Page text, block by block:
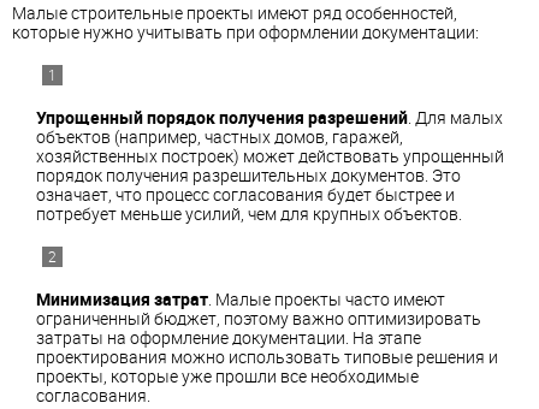
Малые строительные проекты имеют ряд особенностей,
которые нужно учитывать при оформлении документации:
Упрощенный порядок получения разрешений. Для малых
объектов (например, частных домов, гаражей,
хозяйственных построек) может действовать упрощенный
порядок получения разрешительных документов. Это
означает, что процесс согласования будет быстрее и
потребует меньше усилий, чем для крупных объектов.
Минимизация затрат. Малые проекты часто имеют
ограниченный бюджет, поэтому важно оптимизировать
затраты на оформление документации. На этапе
проектирования можно использовать типовые решения и
проекты, которые уже прошли все необходимые
согласования.